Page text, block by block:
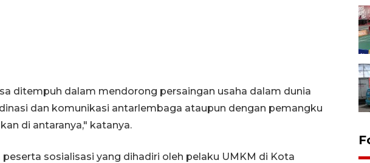
ditempuh dalam mendorong persaingan usaha dalam dunia
dan komunikasi antarlembaga ataupun dengan pemangku
di antaranya," katanya.
sosialisasi yang dihadiri oleh pelaku UMKM di Kota